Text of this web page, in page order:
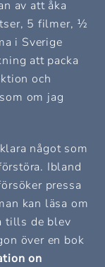
av att åka
5 filmer, ½
i Sverige
att packa
och
om jag
något som
Ibland
pressa
kan läsa om
tills de blev
över en bok
on